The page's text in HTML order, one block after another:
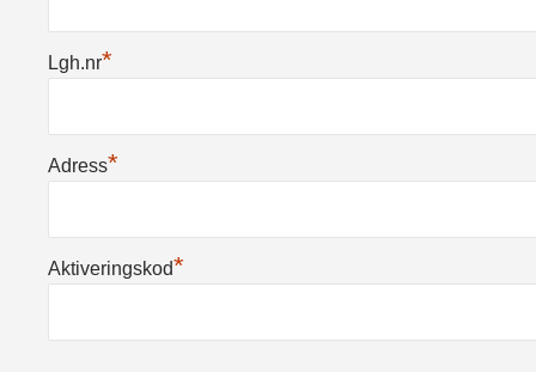
Lgh.nr*
Adress*
Aktiveringskod*